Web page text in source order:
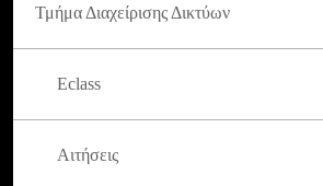
Τμήμα Διαχείρισης Δικτύων
Eclass
Αιτήσεις